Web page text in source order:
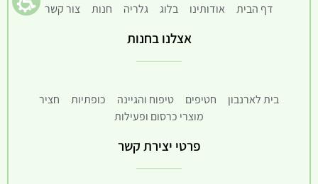
דף הבית אודותינו בלוג גלריה חנות צור קשר
אצלנו בחנות
בית לארנבון חטיפים טיפוח והגיינה כופתיות
חציר
מוצרי כרסום ופעילות
פרטי יצירת קשר